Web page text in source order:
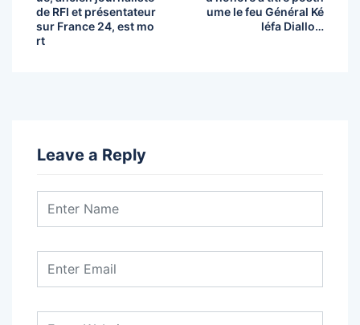
de RFI et présentateur
sur France 24, est mo
rt
ume le feu Général Ké
léfa Diallo…
Leave a Reply